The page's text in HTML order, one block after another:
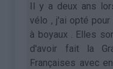
Il y a deux ans
vélo , j'ai opté
à boyaux . Elles
d'avoir fait la
Françaises avec